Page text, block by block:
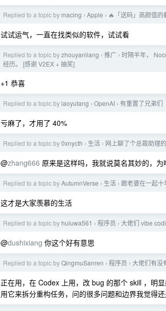
Replied to a topic by macing › Apple › 🔥「送码」高颜值的
试试运气，一直在找类似的软件，试试看
Replied to a topic byzhouyanliang › 推广 › 时隔半年，
经历。 [感谢 V2EX + 抽奖]
+1 恭喜
Replied to a topic by laoyutang › OpenAI › 有重置了兄弟们
亏麻了，才用了 40%
Replied to a topic by0xnycth › 生活 › 网上聊了个总裁助理
@zhang666 原来是这样吗，我就说莫名其妙的，
Replied to a topic byAutumnVerse › 生活 › 跟老婆在一起十
这才是大家羡慕的生活
Replied to a topic by huluwa561 › 程序员 › 大佬们 vibe
@dushixiang 你这个好有意思
Replied to a topic byQingmuSanren › 程序员 › 大佬们有没
正在用，在 Codex 上用，改 bug 的那个 skill ，明
用它来拆分重构任务，问的很多问题和边界我觉得